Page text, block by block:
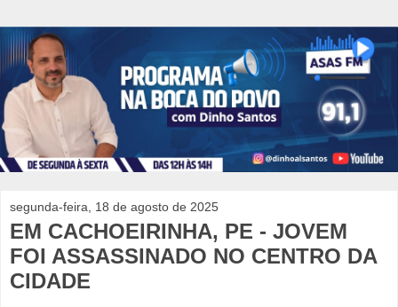
segunda-feira, 18 de agosto de 2025
EM CACHOEIRINHA, PE - JOVEM
FOI ASSASSINADO NO CENTRO DA
CIDADE